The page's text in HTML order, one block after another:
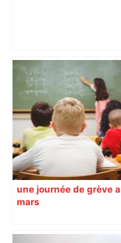
Spacer's Volley : coup
Toulouse battu chez
pas de quatrième
ladepeche.fr
une journée de grève
mars